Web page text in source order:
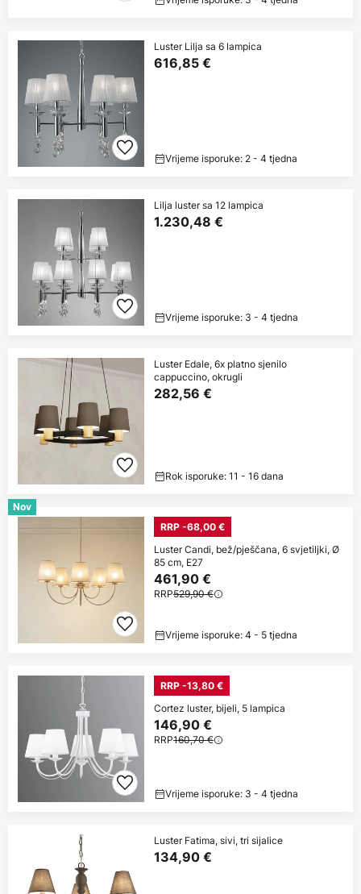
Luster Lilja sa 6 lampica
616,85 €
Vrijeme isporuke: 2 - 4 tjedna
Lilja luster sa 12 lampica
1.230,48 €
Vrijeme isporuke: 3 - 4 tjedna
Luster Edale, 6x platno sjenilo
cappuccino, okrugli
282,56 €
Rok isporuke: 11 - 16 dana
Nov
RRP -68,00 €
Luster Candi, bež/pješčana, 6 svjetiljki, Ø
85 cm, E27
461,90 €
RRP529,90 €
Vrijeme isporuke: 4 - 5 tjedna
RRP -13,80 €
Cortez luster, bijeli, 5 lampica
146,90 €
RRP160,70 €
Vrijeme isporuke: 3 - 4 tjedna
Luster Fatima, sivi, tri sijalice
134,90 €